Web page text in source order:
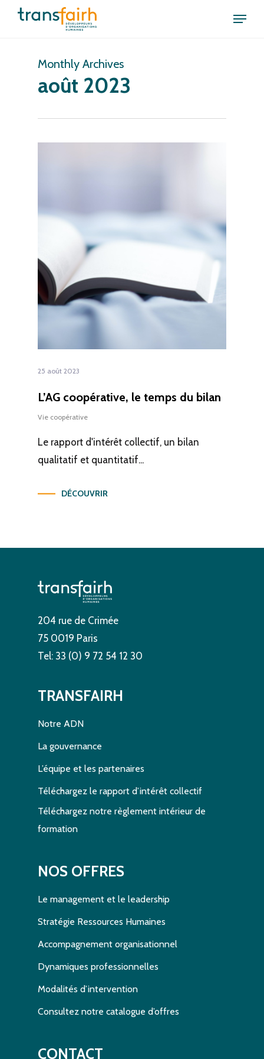
Menu
Monthly Archives
août 2023
25 août 2023
L’AG coopérative, le temps du bilan
Vie coopérative
Le rapport d'intérêt collectif, un bilan
qualitatif et quantitatif...
DÉCOUVRIR
204 rue de Crimée
75 0019 Paris
Tel: 33 (0) 9 72 54 12 30
TRANSFAIRH
Notre ADN
La gouvernance
L’équipe et les partenaires
Téléchargez le rapport d’intérêt collectif
Téléchargez notre règlement intérieur de
formation
NOS OFFRES
Le management et le leadership
Stratégie Ressources Humaines
Accompagnement organisationnel
Dynamiques professionnelles
Modalités d’intervention
Consultez notre catalogue d’offres
CONTACT